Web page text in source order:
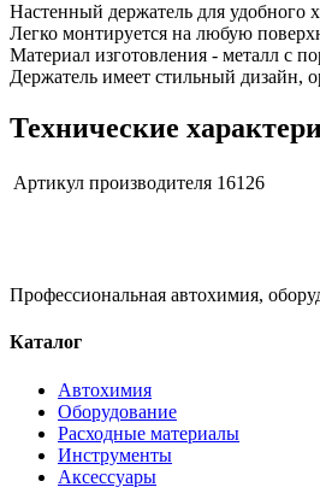
Настенный держатель для удобного
Легко монтируется на любую
Материал изготовления - металл с
Держатель имеет стильный
Технические
Артикул производителя 16126
Профессиональная автохимия,
Каталог
Автохимия
Оборудование
Расходные материалы
Инструменты
Аксессуары